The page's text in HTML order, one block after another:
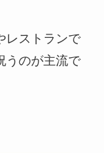
レストランで
うのが主流で